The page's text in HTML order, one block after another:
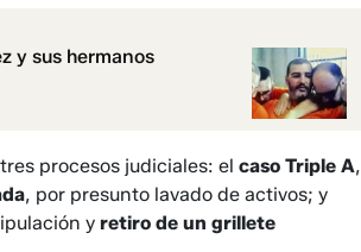
y sus hermanos
procesos judiciales: el caso Triple A,
, por presunto lavado de activos; y
y retiro de un grillete